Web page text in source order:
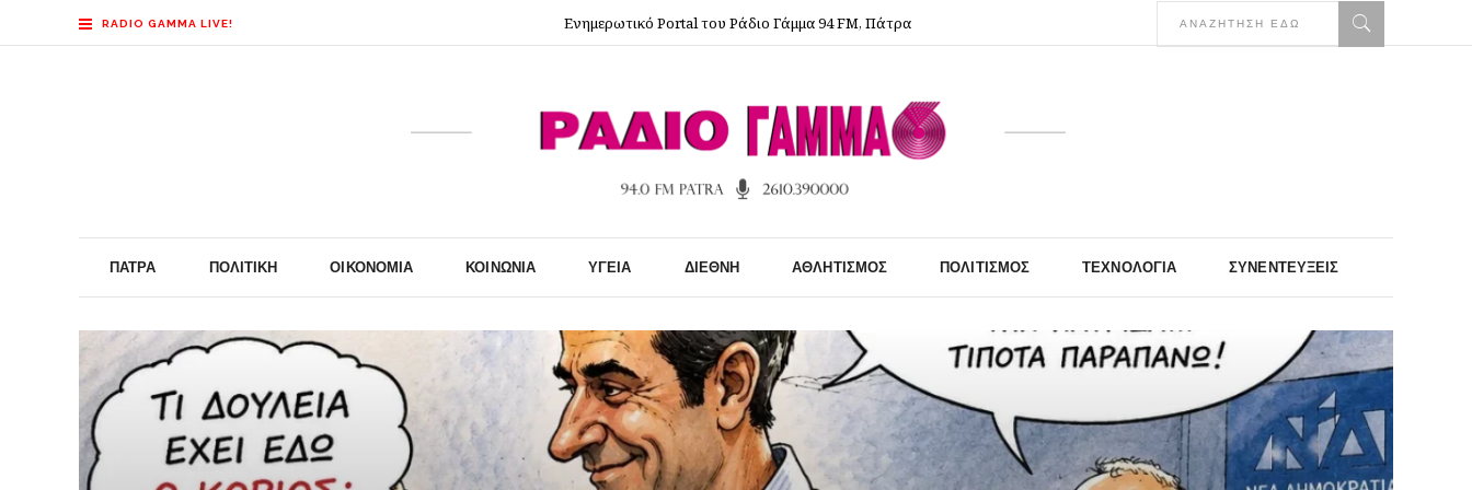
RADIO GAMMA LIVE! Ενημερωτικό Portal του Ράδιο Γάμμα 94 FM, Πάτρα
ΠΆΤΡΑ ΠΟΛΙΤΙΚΉ ΟΙΚΟΝΟΜΊΑ ΚΟΙΝΩΝΊΑ ΥΓΕΊΑ ΔΙΕΘΝΉ ΑΘΛΗΤΙΣΜΌΣ ΠΟΛΙΤΙΣΜΌΣ ΤΕΧΝΟΛΟΓΊΑ ΣΥΝΕΝΤΕΎΞΕΙΣ